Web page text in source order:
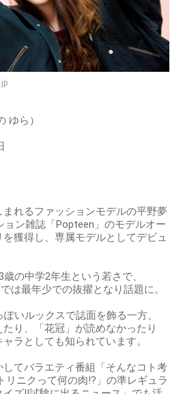
ゆら）
まれるファッションモデルの平野夢
ョン雑誌「Popteen」のモデルオー
獲得し、専属モデルとしてデビュ
の中学2年生という若さで、
は最年少での抜擢となり話題に。
いルックスで誌面を飾る一方、
たり、「花冠」が読めなかったり
ラとしても知られています。
てバラエティ番組「そんなコト考
リニクって何の肉!?」の準レギュラ